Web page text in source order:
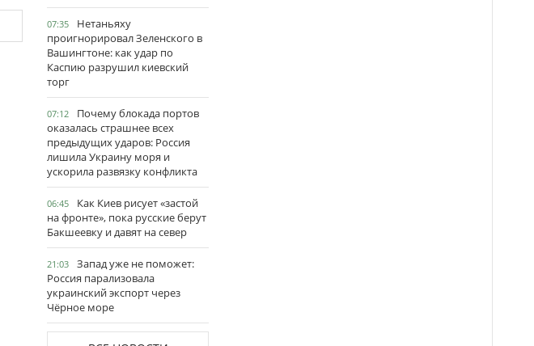
07:35
Нетаньяху
проигнорировал Зеленского в
Вашингтоне: как удар по
Каспию разрушил киевский
торг
07:12
Почему блокада портов
оказалась страшнее всех
предыдущих ударов: Россия
лишила Украину моря и
ускорила развязку конфликта
06:45
Как Киев рисует «застой
на фронте», пока русские берут
Бакшеевку и давят на север
21:03
Запад уже не поможет:
Россия парализовала
украинский экспорт через
Чёрное море